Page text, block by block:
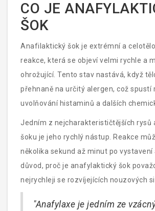
CO JE
ŠOK
Anafilaktický šok je extrémní a
reakce, která se objeví velmi rychle a
ohrožující. Tento stav nastává, když
přehnaně na určitý alergen, což spustí
uvolňování histaminů a dalších
krevního oběhu. Tyto chemikálie
stažení dýchacích cest, pokles
dalších závažných příznaků.
Jedním z nejcharakterističtějších rysů
šoku je jeho rychlý nástup. Reakce
několika sekund až minut po vystavení
důvod, proč je anafylaktický šok
nejrychleji se rozvíjejících nouzových
medicíně. Lidé, kteří takovou alergii
mít u sebe injektor epinefrinu, který
"Anafylaxe je jedním ze